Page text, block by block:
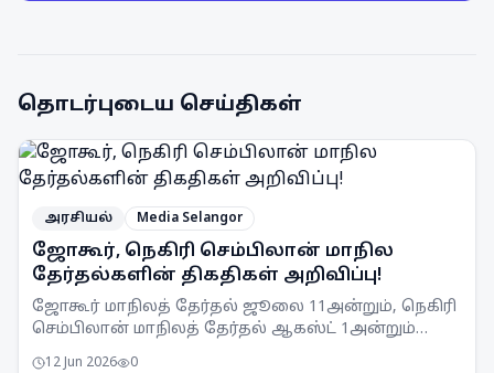
தொடர்புடைய செய்திகள்
அரசியல் Media Selangor
ஜோகூர், நெகிரி செம்பிலான் மாநில
தேர்தல்களின் திகதிகள் அறிவிப்பு!
ஜோகூர் மாநிலத் தேர்தல் ஜூலை 11அன்றும், நெகிரி
செம்பிலான் மாநிலத் தேர்தல் ஆகஸ்ட் 1அன்றும்
12 Jun 2026 0